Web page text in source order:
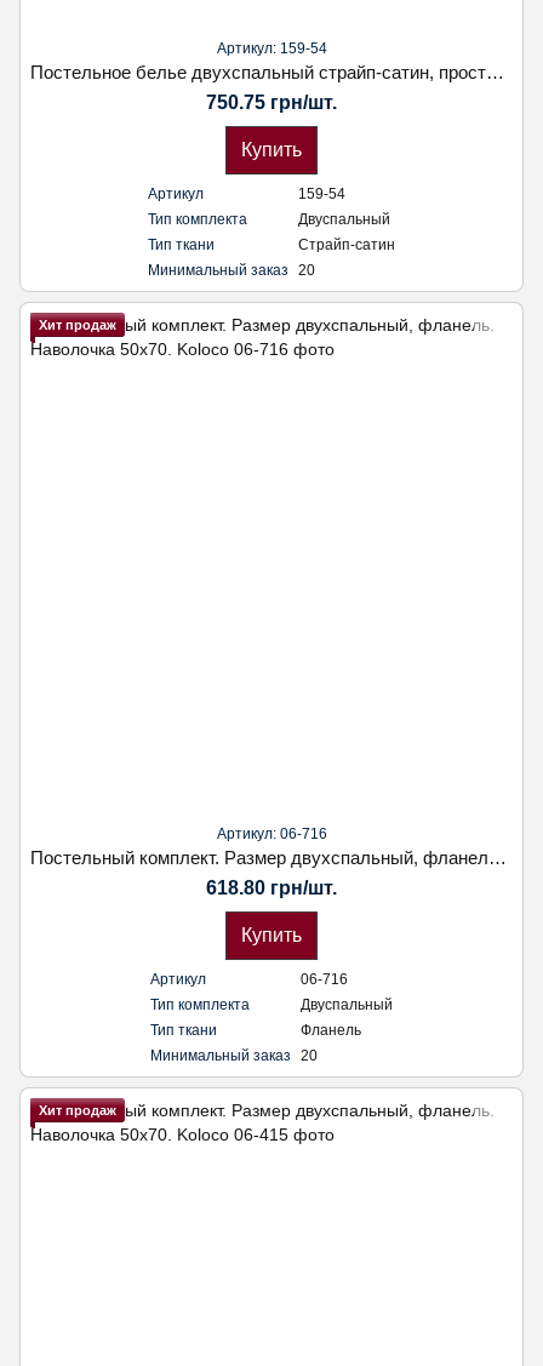
Артикул: 159-54
Постельное белье двухспальный страйп-сатин, простынь на резинке. Наволочка 50х70. Koloco
750.75 грн/шт.
Купить
Артикул
159-54
Тип комплекта
Двуспальный
Тип ткани
Страйп-сатин
Минимальный заказ
20
Хит продаж
Артикул: 06-716
Постельный комплект. Размер двухспальный, фланель. Наволочка 50х70. Koloco
618.80 грн/шт.
Купить
Артикул
06-716
Тип комплекта
Двуспальный
Тип ткани
Фланель
Минимальный заказ
20
Хит продаж